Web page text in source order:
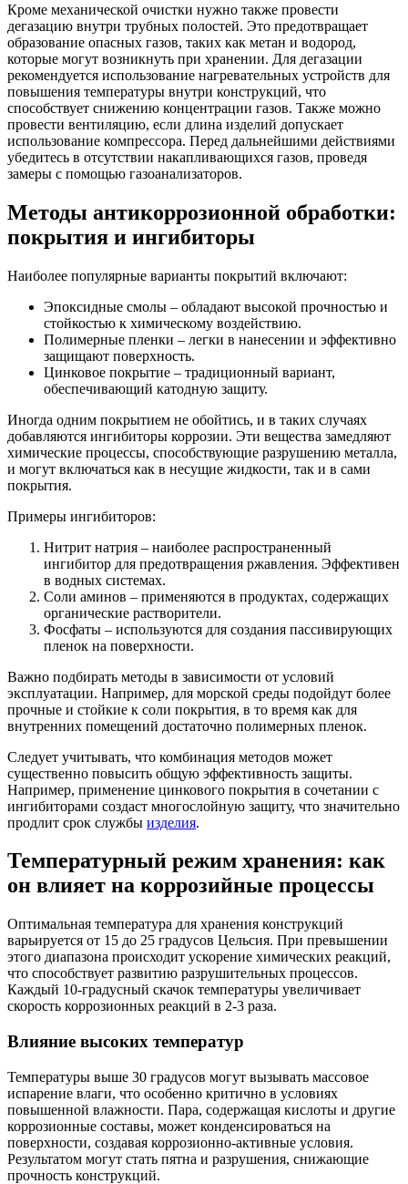
Кроме механической очистки нужно также провести
дегазацию внутри трубных полостей. Это предотвращает
образование опасных газов, таких как метан и водород,
которые могут возникнуть при хранении. Для дегазации
рекомендуется использование нагревательных устройств для
повышения температуры внутри конструкций, что
способствует снижению концентрации газов. Также можно
провести вентиляцию, если длина изделий допускает
использование компрессора. Перед дальнейшими действиями
убедитесь в отсутствии накапливающихся газов, проведя
замеры с помощью газоанализаторов.
Методы антикоррозионной обработки:
покрытия и ингибиторы
Наиболее популярные варианты покрытий включают:
Эпоксидные смолы – обладают высокой прочностью и
стойкостью к химическому воздействию.
Полимерные пленки – легки в нанесении и эффективно
защищают поверхность.
Цинковое покрытие – традиционный вариант,
обеспечивающий катодную защиту.
Иногда одним покрытием не обойтись, и в таких случаях
добавляются ингибиторы коррозии. Эти вещества замедляют
химические процессы, способствующие разрушению металла,
и могут включаться как в несущие жидкости, так и в сами
покрытия.
Примеры ингибиторов:
Нитрит натрия – наиболее распространенный
ингибитор для предотвращения ржавления. Эффективен
в водных системах.
Соли аминов – применяются в продуктах, содержащих
органические растворители.
Фосфаты – используются для создания пассивирующих
пленок на поверхности.
Важно подбирать методы в зависимости от условий
эксплуатации. Например, для морской среды подойдут более
прочные и стойкие к соли покрытия, в то время как для
внутренних помещений достаточно полимерных пленок.
Следует учитывать, что комбинация методов может
существенно повысить общую эффективность защиты.
Например, применение цинкового покрытия в сочетании с
ингибиторами создаст многослойную защиту, что значительно
продлит срок службы изделия.
Температурный режим хранения: как
он влияет на коррозийные процессы
Оптимальная температура для хранения конструкций
варьируется от 15 до 25 градусов Цельсия. При превышении
этого диапазона происходит ускорение химических реакций,
что способствует развитию разрушительных процессов.
Каждый 10-градусный скачок температуры увеличивает
скорость коррозионных реакций в 2-3 раза.
Влияние высоких температур
Температуры выше 30 градусов могут вызывать массовое
испарение влаги, что особенно критично в условиях
повышенной влажности. Пара, содержащая кислоты и другие
коррозионные составы, может конденсироваться на
поверхности, создавая коррозионно-активные условия.
Результатом могут стать пятна и разрушения, снижающие
прочность конструкций.